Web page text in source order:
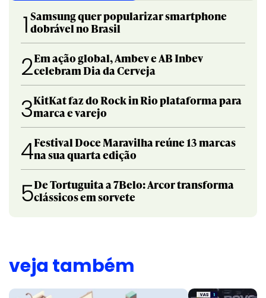
1 Samsung quer popularizar smartphone
dobrável no Brasil
2Em ação global, Ambev e AB Inbev
celebram Dia da Cerveja
3KitKat faz do Rock in Rio plataforma para
marca e varejo
4Festival Doce Maravilha reúne 13 marcas
na sua quarta edição
5De Tortuguita a 7Belo: Arcor transforma
clássicos em sorvete
veja também